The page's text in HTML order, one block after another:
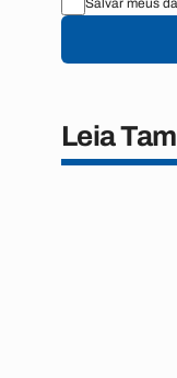
Salvar meus
Leia